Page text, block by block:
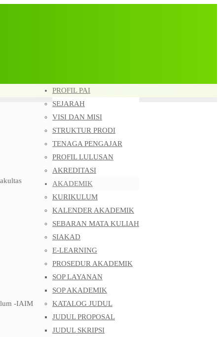
PROFIL PAI
SEJARAH
VISI DAN MISI
STRUKTUR PRODI
TENAGA PENGAJAR
PROFIL LULUSAN
AKREDITASI
AKADEMIK
KURIKULUM
KALENDER AKADEMIK
SEBARAN MATA KULIAH
SIAKAD
E-LEARNING
PROSEDUR AKADEMIK
SOP LAYANAN
SOP AKADEMIK
KATALOG JUDUL
JUDUL PROPOSAL
JUDUL SKRIPSI
-IAIM